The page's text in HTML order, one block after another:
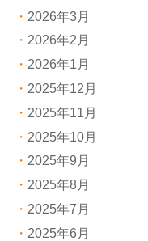
2026年3月
2026年2月
2026年1月
2025年12月
2025年11月
2025年10月
2025年9月
2025年8月
2025年7月
2025年6月